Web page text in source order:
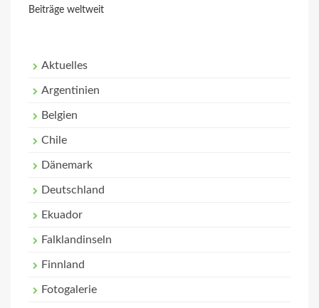
Beiträge weltweit
Aktuelles
Argentinien
Belgien
Chile
Dänemark
Deutschland
Ekuador
Falklandinseln
Finnland
Fotogalerie